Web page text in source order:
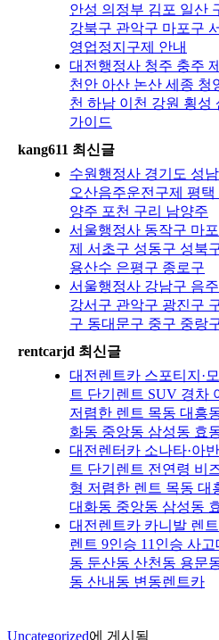
안성 의정부 김포 일산
강북구 관악구 마포구
영업정지구제 안내
대전행정사 청주 충주
천안 아산 논산 세종 청
천 하남 이천 강원 횡성
가이드
kang611 최신글
수원행정사 경기도 성
오산음주운전구제 평
양주 포천 구리 남양주
서울행정사 동작구 마
제 서초구 성동구 성북
용산수 은평구 종로구
서울행정사 강남구 음
강서구 관악구 광진구
구 동대문구 중구 중랑
rentcarjd 최신글
대전렌트카 스포티지·
트 단기렌트 SUV 경차
저렴한 렌트 목동 대흥
화동 중앙동 삼성동 효
대전렌터카 소나타·아
트 단기렌트 전연령 비
형 저렴한 렌트 목동 대
대화동 중앙동 삼성동
대전렌트카 카니발 렌
렌트 9인승 11인승 사
동 둔산동 산천동 용문
동 산내동 변동렌트카
Uncategorized에 게시됨